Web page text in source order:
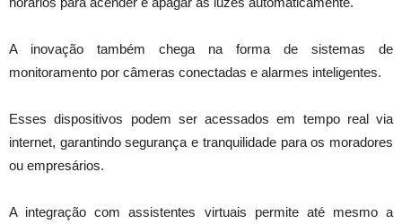
A inovação também chega na forma de sistemas de
monitoramento por câmeras conectadas e alarmes inteligentes.
Esses dispositivos podem ser acessados em tempo real via
internet, garantindo segurança e tranquilidade para os moradores
ou empresários.
A integração com assistentes virtuais permite até mesmo a